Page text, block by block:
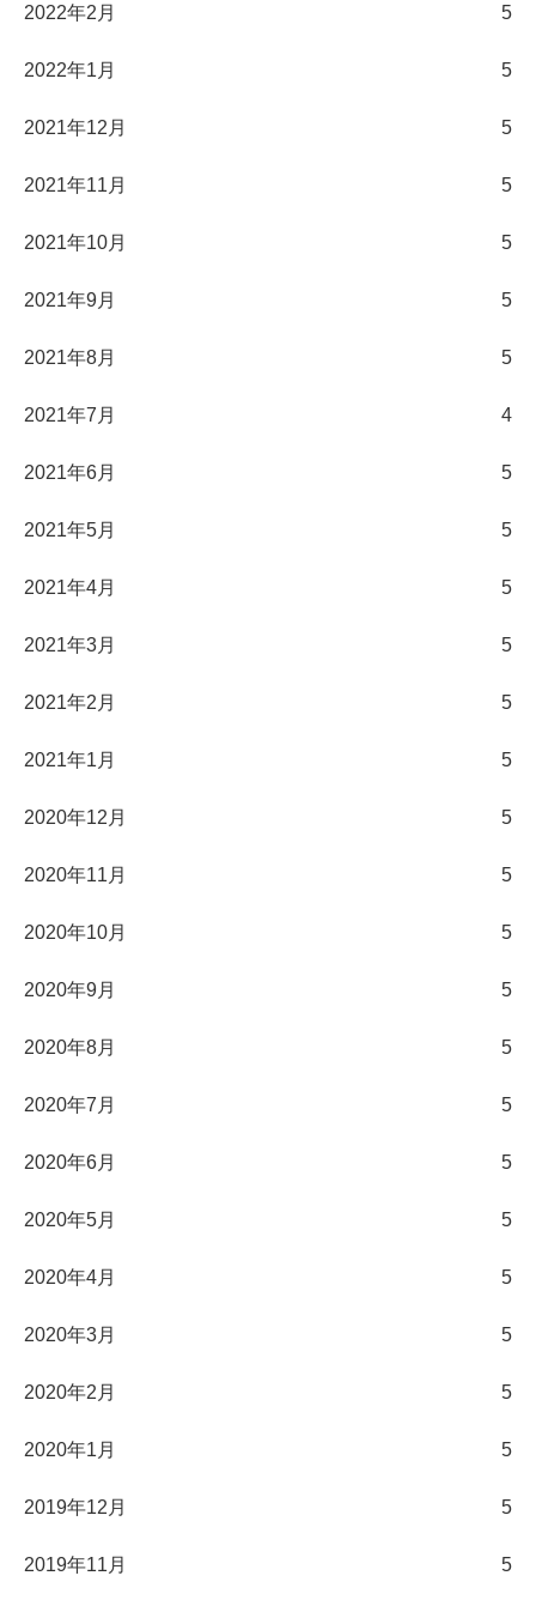
2022年2月 5
2022年1月 5
2021年12月 5
2021年11月 5
2021年10月 5
2021年9月 5
2021年8月 5
2021年7月 4
2021年6月 5
2021年5月 5
2021年4月 5
2021年3月 5
2021年2月 5
2021年1月 5
2020年12月 5
2020年11月 5
2020年10月 5
2020年9月 5
2020年8月 5
2020年7月 5
2020年6月 5
2020年5月 5
2020年4月 5
2020年3月 5
2020年2月 5
2020年1月 5
2019年12月 5
2019年11月 5